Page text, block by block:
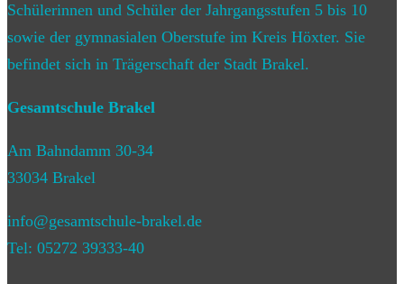
Schülerinnen und Schüler der Jahrgangsstufen 5 bis 10
sowie der gymnasialen Oberstufe im Kreis Höxter. Sie
befindet sich in Trägerschaft der Stadt Brakel.
Gesamtschule Brakel
Am Bahndamm 30-34
33034 Brakel
info@gesamtschule-brakel.de
Tel: 05272 39333-40